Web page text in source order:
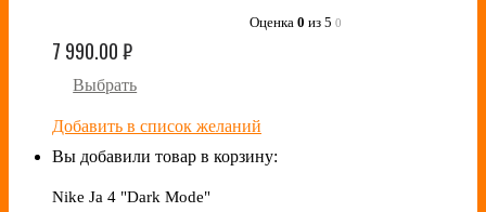
Оценка 0 из 5 0
7 990.00₽
Выбрать
Добавить в список желаний
Вы добавили товар в корзину:
Nike Ja 4 "Dark Mode"